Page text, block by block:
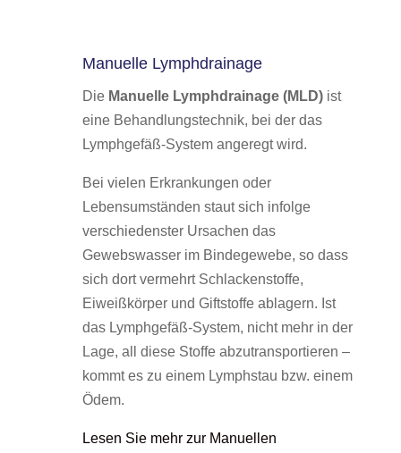
Manuelle Lymphdrainage
Die Manuelle Lymphdrainage (MLD)ist
eine Behandlungstechnik, bei der das
Lymphgefäß-System angeregt wird.
Bei vielen Erkrankungen oder
Lebensumständen staut sich infolge
verschiedenster Ursachen das
Gewebswasser im Bindegewebe, so dass
sich dort vermehrt Schlackenstoffe,
Eiweißkörper und Giftstoffe ablagern. Ist
das Lymphgefäß-System, nicht mehr in der
Lage, all diese Stoffe abzutransportieren –
kommt es zu einem Lymphstau bzw. einem
Ödem.
Lesen Sie mehr zur Manuellen